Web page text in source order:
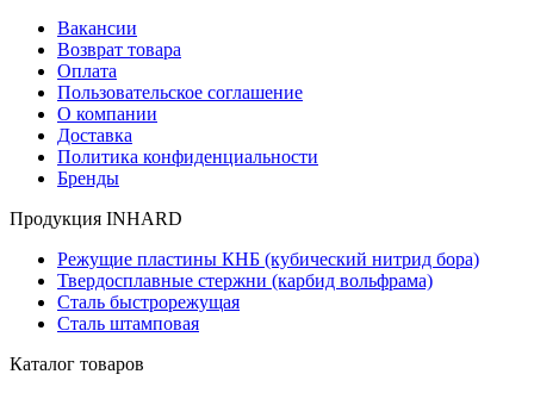
Вакансии
Возврат товара
Оплата
Пользовательское соглашение
О компании
Доставка
Политика конфиденциальности
Бренды
Продукция INHARD
Режущие пластины КНБ (кубический нитрид бора)
Твердосплавные стержни (карбид вольфрама)
Сталь быстрорежущая
Сталь штамповая
Каталог товаров